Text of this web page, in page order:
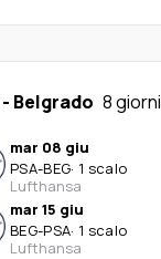
- Belgrado 8 giorni
mar 08 giu
PSA-BEG· 1 scalo
Lufthansa
mar 15 giu
BEG-PSA· 1 scalo
Lufthansa